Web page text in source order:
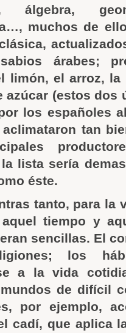
álgebra,
muchos de
árabes;
limón, el arroz, la
azúcar (estos dos
los españoles
tan
lista sería
éste.
tanto, para la
tiempo y
sencillas. El
los
a la vida
de difícil
por ejemplo,
cadí, que aplica